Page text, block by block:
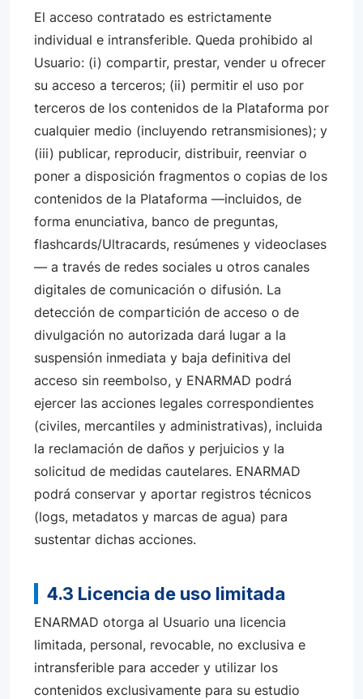
El acceso contratado es estrictamente
individual e intransferible. Queda prohibido al
Usuario: (i) compartir, prestar, vender u ofrecer
su acceso a terceros; (ii) permitir el uso por
terceros de los contenidos de la Plataforma por
cualquier medio (incluyendo retransmisiones); y
(iii) publicar, reproducir, distribuir, reenviar o
poner a disposición fragmentos o copias de los
contenidos de la Plataforma —incluidos, de
forma enunciativa, banco de preguntas,
flashcards/Ultracards, resúmenes y videoclases
— a través de redes sociales u otros canales
digitales de comunicación o difusión. La
detección de compartición de acceso o de
divulgación no autorizada dará lugar a la
suspensión inmediata y baja definitiva del
acceso sin reembolso, y ENARMAD podrá
ejercer las acciones legales correspondientes
(civiles, mercantiles y administrativas), incluida
la reclamación de daños y perjuicios y la
solicitud de medidas cautelares. ENARMAD
podrá conservar y aportar registros técnicos
(logs, metadatos y marcas de agua) para
sustentar dichas acciones.
4.3 Licencia de uso limitada
ENARMAD otorga al Usuario una licencia
limitada, personal, revocable, no exclusiva e
intransferible para acceder y utilizar los
contenidos exclusivamente para su estudio